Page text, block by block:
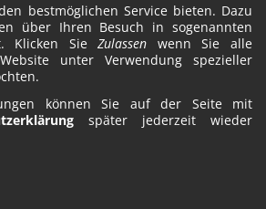
bestmöglichen Service bieten. Dazu
über Ihren Besuch in sogenannten
Klicken SieZulassen wenn Sie alle
unter Verwendung spezieller
können Sie auf der Seite mit
später jederzeit wieder